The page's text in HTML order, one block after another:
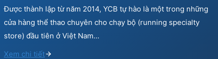
Được thành lập từ năm 2014, YCB tự hào là một trong những
cửa hàng thể thao chuyên cho chạy bộ (running specialty
store) đầu tiên ở Việt Nam…
Xem chi tiết